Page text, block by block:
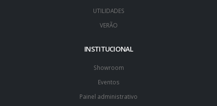
UTILIDADES
VERÃO
INSTITUCIONAL
Showroom
Eventos
Painel administrativo